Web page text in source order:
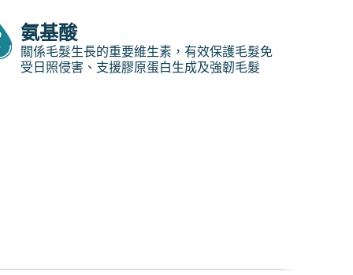
氨基酸
關係毛髮生長的重要維生素，有效保護毛髮免
受日照侵害、支援膠原蛋白生成及強韌毛髮